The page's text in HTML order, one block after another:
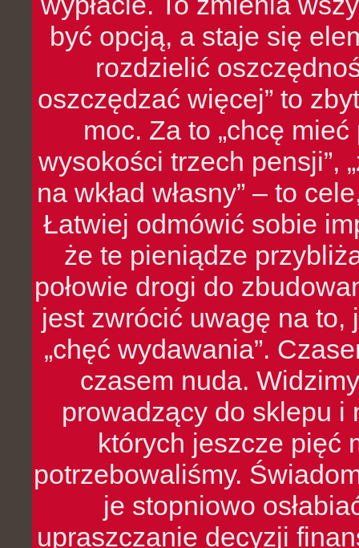
być opcją, a staje się
rozdzielić
oszczędzać więcej” to
moc. Za to „chcę
wysokości trzech pensji”,
na wkład własny” – to
Łatwiej odmówić sobie
że te pieniądze
połowie drogi do
jest zwrócić uwagę na to,
„chęć wydawania”.
czasem nuda.
prowadzący do sklepu i
których jeszcze pięć
potrzebowaliśmy.
je stopniowo
upraszczanie decyzji